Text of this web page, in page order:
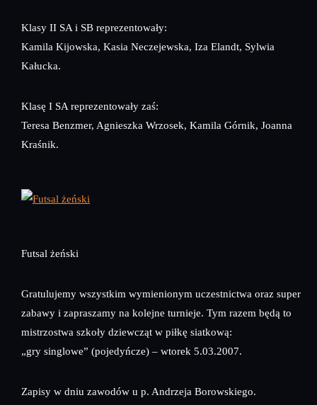
Klasy II SA i SB reprezentowały:
Kamila Kijowska, Kasia Neczejewska, Iza Elandt, Sylwia
Kałucka.
Klasę I SA reprezentowały zaś:
Teresa Benzmer, Agnieszka Wrzosek, Kamila Górnik, Joanna
Kraśnik.
Futsal żeński
Gratulujemy wszystkim wymienionym uczestnictwa oraz super
zabawy i zapraszamy na kolejne turnieje. Tym razem będą to
mistrzostwa szkoły dziewcząt w piłkę siatkową:
„gry singlowe” (pojedyńcze) – wtorek 5.03.2007.
Zapisy w dniu zawodów u p. Andrzeja Borowskiego.